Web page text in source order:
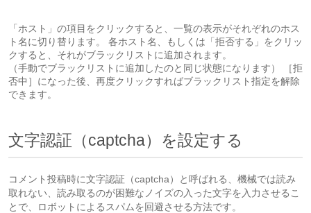
「ホスト」の項目をクリックすると、一覧の表示がそれぞれのホス
ト名に切り替ります。 各ホスト名、もしくは「拒否する」をクリッ
クすると、それがブラックリストに追加されます。
（手動でブラックリストに追加したのと同じ状態になります） ［拒
否中］になった後、再度クリックすればブラックリスト指定を解除
できます。
文字認証（captcha）を設定する
コメント投稿時に文字認証（captcha）と呼ばれる、機械では読み
取れない、読み取るのが困難なノイズの入った文字を入力させるこ
とで、ロボットによるスパムを回避させる方法です。